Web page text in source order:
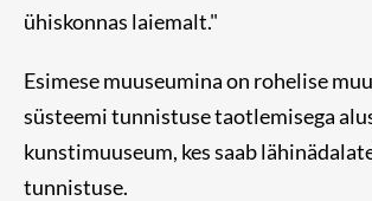
ühiskonnas laiemalt."
Esimese muuseumina on rohelise
süsteemi tunnistuse taotlemisega
kunstimuuseum, kes saab
tunnistuse.